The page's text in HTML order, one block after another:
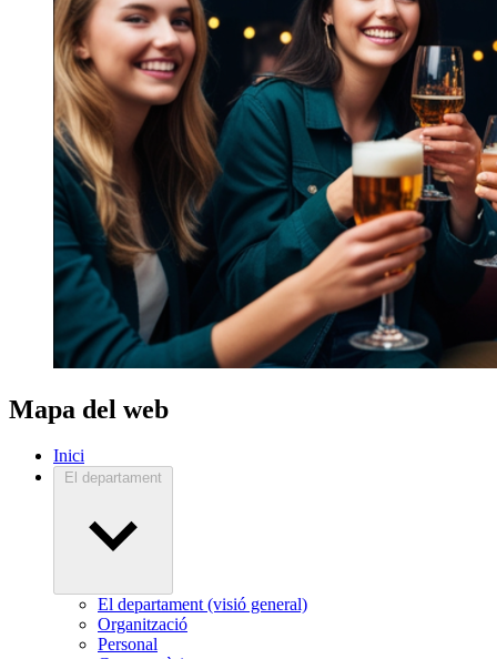
Mapa del web
Inici
El departament
El departament (visió general)
Organització
Personal